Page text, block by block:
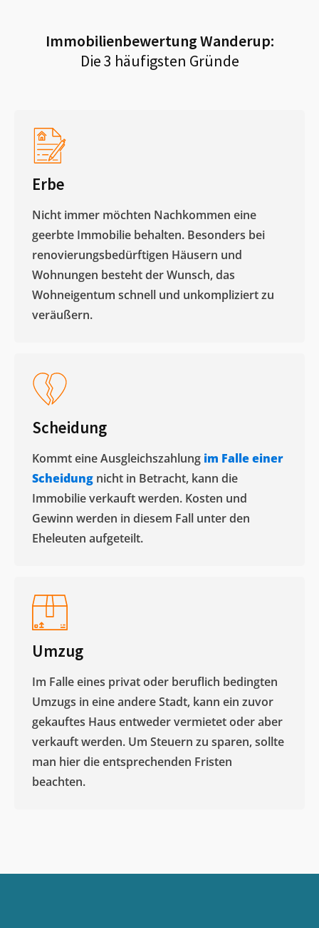
ImmobilienbewertungWanderup:
Die 3 häufigsten Gründe
Erbe
Nicht immer möchten Nachkommen eine
geerbte Immobilie behalten. Besonders bei
renovierungsbedürftigen Häusern und
Wohnungen besteht der Wunsch, das
Wohneigentum schnell und unkompliziert zu
veräußern. ​
Scheidung
Kommt eine Ausgleichszahlung im Falle einer
Scheidung nicht in Betracht, kann die
Immobilie verkauft werden. Kosten und
Gewinn werden in diesem Fall unter den
Eheleuten aufgeteilt.​
Umzug
Im Falle eines privat oder beruflich bedingten
Umzugs in eine andere Stadt, kann ein zuvor
gekauftes Haus entweder vermietet oder aber
verkauft werden. Um Steuern zu sparen, sollte
man hier die entsprechenden Fristen
beachten.